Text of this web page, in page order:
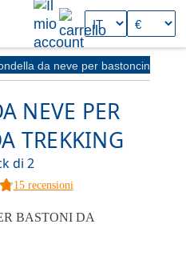
da neve per bastoncini
NEVE PER
TREKKING
di 2
15 recensioni